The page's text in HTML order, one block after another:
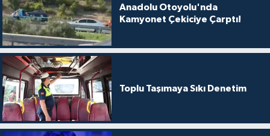
Anadolu Otoyolu'nda
Kamyonet Çekiciye Çarptı!
Toplu Taşımaya Sıkı Denetim